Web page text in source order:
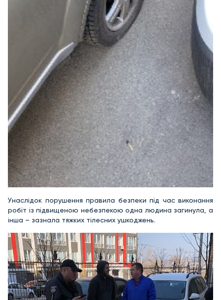
Унаслідок порушення правила безпеки під час виконання
робіт із підвищеною небезпекою одна людина загинула, а
інша – зазнала тяжких тілесних ушкоджень.